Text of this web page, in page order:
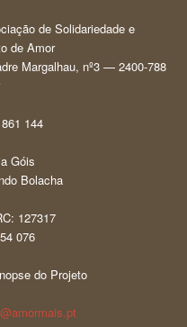
de Solidariedade e
de Amor
Margalhau, nº3 — 2400-788
144
Góis
Bolacha
127317
076
do Projeto